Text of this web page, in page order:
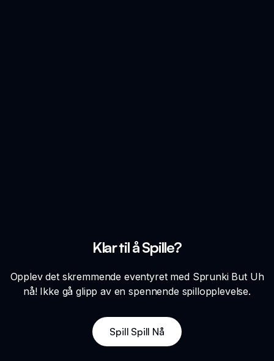
Klar til å Spille?
Opplev det skremmende eventyret med Sprunki But Uh
nå! Ikke gå glipp av en spennende spillopplevelse.
Spill Spill Nå